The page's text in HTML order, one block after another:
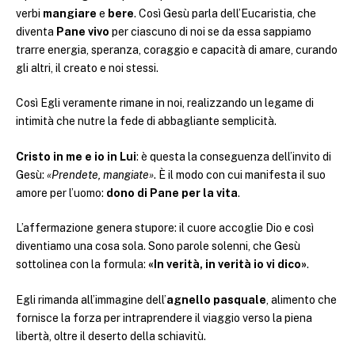
verbi mangiare e bere. Così Gesù parla dell’Eucaristia, che
diventa Pane vivo per ciascuno di noi se da essa sappiamo
trarre energia, speranza, coraggio e capacità di amare, curando
gli altri, il creato e noi stessi.
Così Egli veramente rimane in noi, realizzando un legame di
intimità che nutre la fede di abbagliante semplicità.
Cristo in me e io in Lui: è questa la conseguenza dell’invito di
Gesù: «Prendete, mangiate». È il modo con cui manifesta il suo
amore per l’uomo: dono di Pane per la vita.
L’affermazione genera stupore: il cuore accoglie Dio e così
diventiamo una cosa sola. Sono parole solenni, che Gesù
sottolinea con la formula: «In verità, in verità io vi dico».
Egli rimanda all’immagine dell’agnello pasquale, alimento che
fornisce la forza per intraprendere il viaggio verso la piena
libertà, oltre il deserto della schiavitù.